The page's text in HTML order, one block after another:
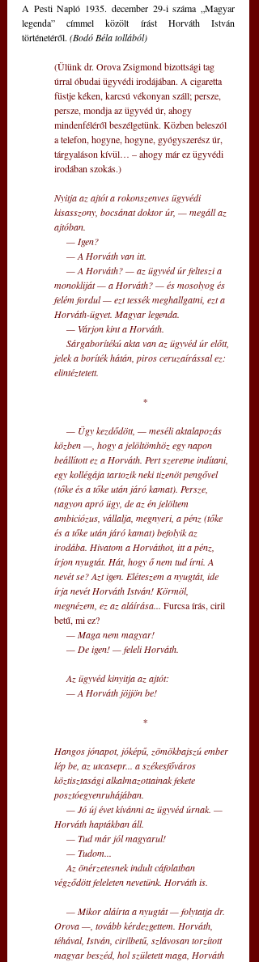
A Pesti Napló 1935. december 29-i száma „Magyar
legenda” címmel közölt írást Horváth István
történetéről. (Bodó Béla tollából)
(Ülünk dr. Orova Zsigmond bizottsági tag
úrral óbudai ügyvédi irodájában. A cigaretta
füstje kéken, karcsú vékonyan száll; persze,
persze, mondja az ügyvéd úr, ahogy
mindenféléről beszélgetünk. Közben beleszól
a telefon, hogyne, hogyne, gyógyszerész úr,
tárgyaláson kívül… – ahogy már ez ügyvédi
irodában szokás.)
Nyitja az ajtót a rokonszenves ügyvédi
kisasszony, bocsánat doktor úr, — megáll az
ajtóban.
— Igen?
— A Horváth van itt.
— A Horváth? — az ügyvéd úr felteszi a
monokliját — a Horváth? — és mosolyog és
felém fordul — ezt tessék meghallgatni, ezt a
Horváth-ügyet. Magyar legenda.
— Várjon kint a Horváth.
Sárgaborítékú akta van az ügyvéd úr előtt,
jelek a boríték hátán, piros ceruzaírással ez:
elintéztetett.
*
— Ügy kezdődött, — meséli aktalapozás
közben —, hogy a jelöltömhöz egy napon
beállított ez a Horváth. Pert szeretne indítani,
egy kollégája tartozik neki tizenöt pengővel
(tőke és a tőke után járó kamat). Persze,
nagyon apró ügy, de az én jelöltem
ambiciózus, vállalja, megnyeri, a pénz (tőke
és a tőke után járó kamat) befolyik az
irodába. Hivatom a Horváthot, itt a pénz,
írjon nyugtát. Hát, hogy ő nem tud írni. A
nevét se? Azt igen. Eléteszem a nyugtát, ide
írja nevét Horváth István! Körmöl,
megnézem, ez az aláírása... Furcsa írás, ciril
betű, mi ez?
— Maga nem magyar!
— De igen! — feleli Horváth.
Az ügyvéd kinyitja az ajtót:
— A Horváth jöjjön be!
*
Hangos jónapot, jóképű, zömökbajszú ember
lép be, az utcasepr... a székesfőváros
köztisztasági alkalmazottainak fekete
posztóegyenruhájában.
— Jó új évet kívánni az ügyvéd úrnak. —
Horváth haptákban áll.
— Tud már jól magyarul!
— Tudom...
Az önérzetesnek indult cáfolatban
végződött feleleten nevetünk. Horváth is.
— Mikor aláírta a nyugtát — folytatja dr.
Orova —, tovább kérdezgettem. Horváth,
téhával, István, cirilbetű, szlávosan torzított
magyar beszéd, hol született maga, Horváth